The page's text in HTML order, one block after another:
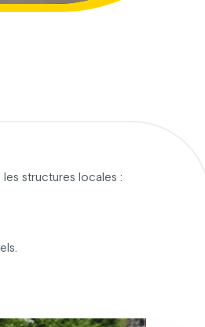
les structures locales :